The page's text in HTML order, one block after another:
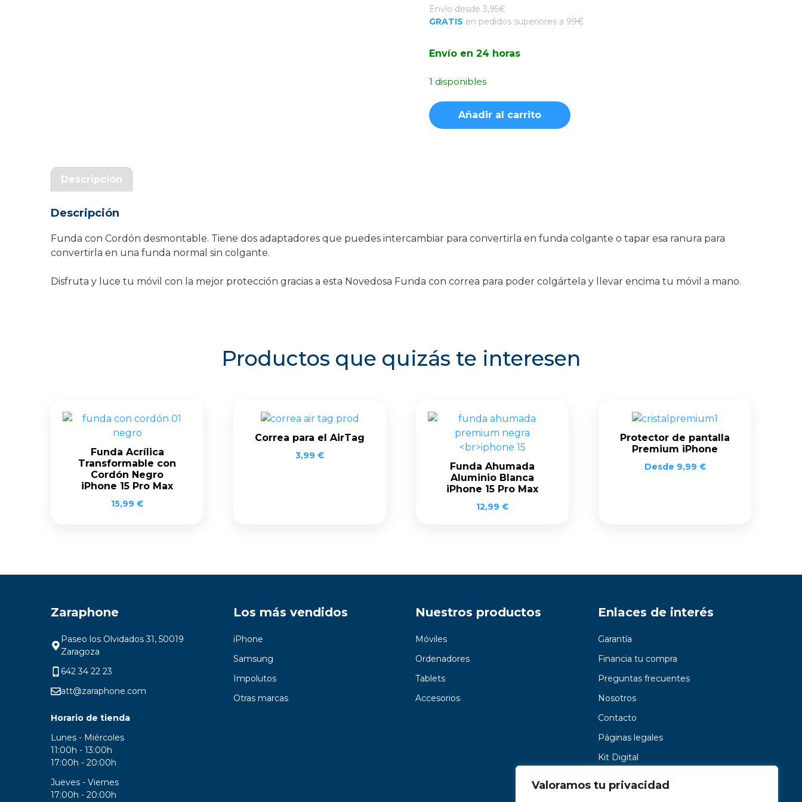
Valoramos tu privacidad
Envío desde 3,95€
GRATIS en pedidos superiores a 99€
Envío en 24 horas
1 disponibles
Funda
Acrílica
Max
Añadir al carrito
Descripción
Descripción
Funda con Cordón desmontable. Tiene dos adaptadores que puedes intercambiar para convertirla en funda colgante o tapar esa ranura para
convertirla en una funda normal sin colgante.
Disfruta y luce tu móvil con la mejor protección gracias a esta Novedosa Funda con correa para poder colgártela y llevar encima tu móvil a mano.
Productos que quizás te interesen
Funda Acrílica
Transformable con
Cordón Negro
iPhone 15 Pro Max
15,99 €
Correa para el AirTag
3,99 €
Funda Ahumada
Aluminio Blanca
iPhone 15 Pro Max
12,99 €
Protector de pantalla
Premium iPhone
Desde 9,99 €
Zaraphone
Paseo los Olvidados 31, 50019
Zaragoza
642 34 22 23
att@zaraphone.com
Horario de tienda
Lunes - Miércoles
11:00h - 13:00h
17:00h - 20:00h
Jueves - Viernes
17:00h - 20:00h
Los más vendidos
iPhone
Samsung
Impolutos
Otras marcas
Nuestros productos
Móviles
Ordenadores
Tablets
Accesorios
Enlaces de interés
Garantía
Financia tu compra
Preguntas frecuentes
Nosotros
Contacto
Páginas legales
Kit Digital